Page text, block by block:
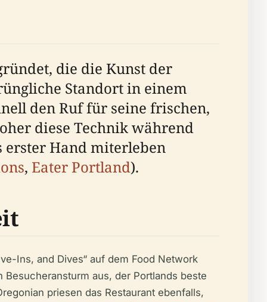
die die Kunst der
Standort in einem
den Ruf für seine frischen,
diese Technik während
erster Hand miterleben
, Eater Portland).
Ins, and Dives“ auf dem Food Network
aus, der Portlands beste
priesen das Restaurant ebenfalls,